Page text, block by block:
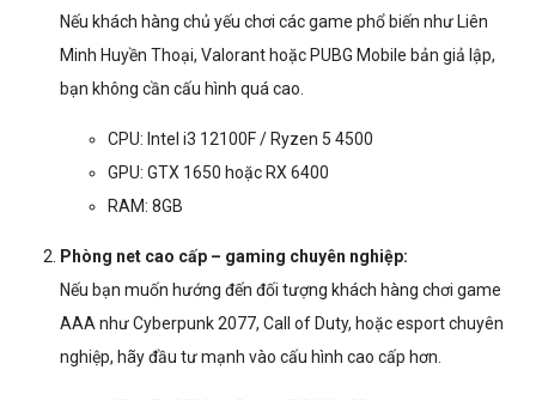
Nếu khách hàng chủ yếu chơi các game phổ biến như Liên
Minh Huyền Thoại, Valorant hoặc PUBG Mobile bản giả lập,
bạn không cần cấu hình quá cao.
CPU: Intel i3 12100F / Ryzen 5 4500
GPU: GTX 1650 hoặc RX 6400
RAM: 8GB
Phòng net cao cấp – gaming chuyên nghiệp:
Nếu bạn muốn hướng đến đối tượng khách hàng chơi game
AAA như Cyberpunk 2077, Call of Duty, hoặc esport chuyên
nghiệp, hãy đầu tư mạnh vào cấu hình cao cấp hơn.